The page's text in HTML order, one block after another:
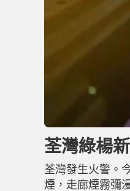
n
u
t
e
荃灣綠楊
荃灣發生火警。
煙，走廊煙霧彌